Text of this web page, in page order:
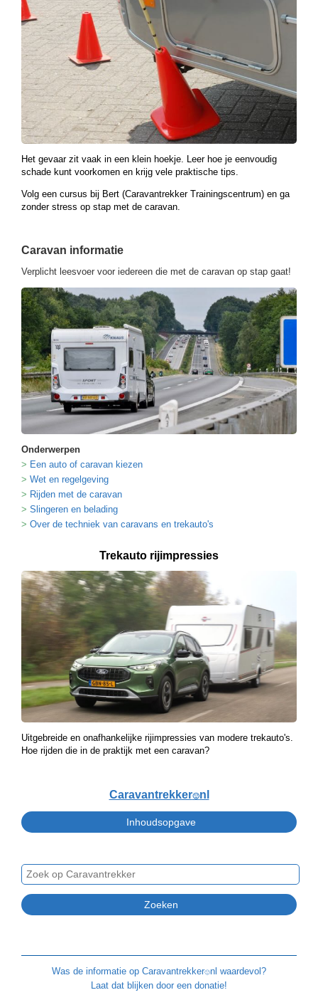
Het gevaar zit vaak in een klein hoekje. Leer hoe je eenvoudig
schade kunt voorkomen en krijg vele praktische tips.
Volg een cursus bij Bert (Caravantrekker Trainingscentrum) en ga
zonder stress op stap met de caravan.
Caravan informatie
Verplicht leesvoer voor iedereen die met de caravan op stap gaat!
Onderwerpen
Een auto of caravan kiezen
Wet en regelgeving
Rijden met de caravan
Slingeren en belading
Over de techniek van caravans en trekauto's
Trekauto rijimpressies
Uitgebreide en onafhankelijke rijimpressies van modere trekauto's.
Hoe rijden die in de praktijk met een caravan?
Caravantrekker🙂nl
Was de informatie op Caravantrekker🙂nl waardevol?
Laat dat blijken door een donatie!